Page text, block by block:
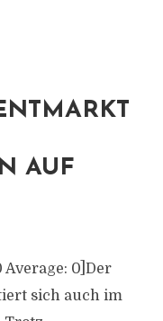
AUF
Average: 0]Der
sich auch im